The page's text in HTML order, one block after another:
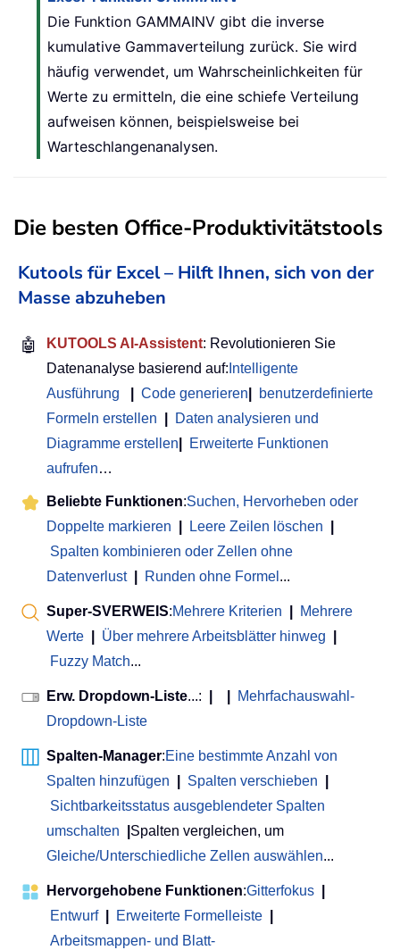
Die Funktion GAMMAINV gibt die inverse
kumulative Gammaverteilung zurück. Sie wird
häufig verwendet, um Wahrscheinlichkeiten für
Werte zu ermitteln, die eine schiefe Verteilung
aufweisen können, beispielsweise bei
Warteschlangenanalysen.
Die besten Office-Produktivitätstools
Kutools für Excel – Hilft Ihnen, sich von der
Masse abzuheben
🤖 KUTOOLS AI-Assistent: Revolutionieren Sie
Datenanalyse basierend auf: Intelligente
Ausführung
Code generieren
benutzerdefinierte
Formeln erstellen
Daten analysieren und
Diagramme erstellen
Erweiterte Funktionen
aufrufen…
Beliebte Funktionen:Suchen, Hervorheben oder
Doppelte markieren
Leere Zeilen löschen
Spalten kombinieren oder Zellen ohne
Datenverlust
Runden ohne Formel ...
Super-SVERWEIS:Mehrere Kriterien
Mehrere
Werte
Über mehrere Arbeitsblätter hinweg
Fuzzy Match...
Erw. Dropdown-Liste...:
Mehrfachauswahl-
Dropdown-Liste
Spalten-Manager:Eine bestimmte Anzahl von
Spalten hinzufügen
Spalten verschieben
Sichtbarkeitsstatus ausgeblendeter Spalten
umschalten
Spalten vergleichen, um
Gleiche/Unterschiedliche Zellen auswählen...
Hervorgehobene Funktionen:Gitterfokus
Entwurf
Erweiterte Formelleiste
Arbeitsmappen- und Blatt-